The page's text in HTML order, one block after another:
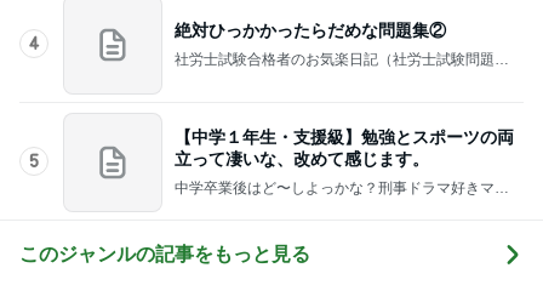
4
絶対ひっかかったらだめな問題集②
社労士試験合格者のお気楽日記（社労士試験問題演
5
【中学１年生・支援級】勉強とスポーツの両
立って凄いな、改めて感じます。
中学卒業後はど〜しよっかな？刑事ドラマ好きママ
このジャンルの記事をもっと見る